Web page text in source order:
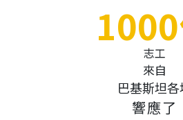
志工
來自
巴基斯坦各
響應了